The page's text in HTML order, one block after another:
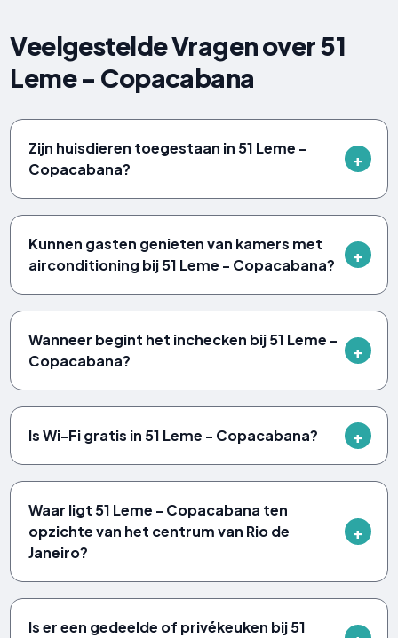
Veelgestelde Vragen over 51
Leme - Copacabana
Zijn huisdieren toegestaan in 51 Leme -
Copacabana?
Kunnen gasten genieten van kamers met
airconditioning bij 51 Leme - Copacabana?
Wanneer begint het inchecken bij 51 Leme -
Copacabana?
Is Wi-Fi gratis in 51 Leme - Copacabana?
Waar ligt 51 Leme - Copacabana ten
opzichte van het centrum van Rio de
Janeiro?
Is er een gedeelde of privékeuken bij 51